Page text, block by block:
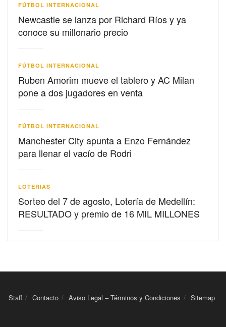
FÚTBOL INTERNACIONAL
Newcastle se lanza por Richard Ríos y ya
conoce su millonario precio
FÚTBOL INTERNACIONAL
Ruben Amorim mueve el tablero y AC Milan
pone a dos jugadores en venta
FÚTBOL INTERNACIONAL
Manchester City apunta a Enzo Fernández
para llenar el vacío de Rodri
LOTERIAS
Sorteo del 7 de agosto, Lotería de Medellín:
RESULTADO y premio de 16 MIL MILLONES
Staff Contacto Aviso Legal – Términos y Condiciones Sitemap